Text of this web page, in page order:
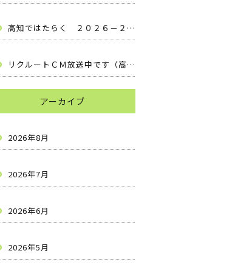
高知ではたらく ２０２６－２０２７ （高知県安芸市 有限会社梶原建設）
リクルートＣＭ放送中です（高知県安芸市 有限会社梶原建設）
アーカイブ
2026年8月
2026年7月
2026年6月
2026年5月